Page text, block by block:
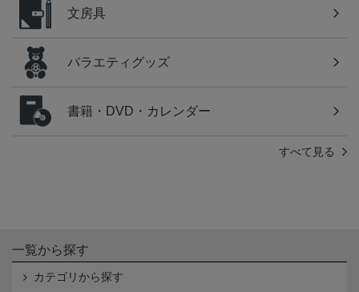
文房具
バラエティグッズ
書籍・DVD・カレンダー
すべて見る
一覧から探す
カテゴリから探す